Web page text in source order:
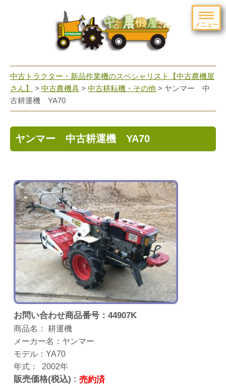
メニュー
navigation
中古トラクター・新品作業機のスペシャリスト【中古農機屋
さん】
> 中古農機具 > 中古耕耘機・その他 > ヤンマー 中
古耕運機 YA70
ヤンマー 中古耕運機 YA70
お問い合わせ商品番号：44907K
商品名： 耕運機
メーカー名：ヤンマー
モデル：YA70
年式： 2002年
販売価格(税込) : 売約済